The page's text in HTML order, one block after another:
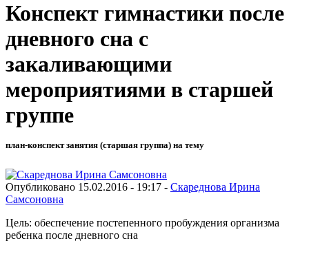
Конспект гимнастики после
дневного сна с
закаливающими
мероприятиями в старшей
группе
план-конспект занятия (старшая группа) на тему
Опубликовано 15.02.2016 - 19:17 - Скареднова Ирина
Самсоновна
Цель: обеспечение постепенного пробуждения организма
ребенка после дневного сна